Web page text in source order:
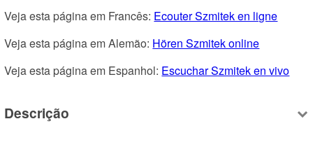
Veja esta página em Francês: Ecouter Szmitek en ligne
Veja esta página em Alemão: Hören Szmitek online
Veja esta página em Espanhol: Escuchar Szmitek en vivo
Descrição